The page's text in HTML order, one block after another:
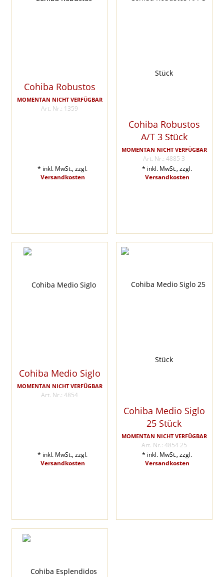
Cohiba Robustos
MOMENTAN NICHT VERFÜGBAR
Art. Nr.: 1359
* inkl. MwSt., zzgl.
Versandkosten
Cohiba Robustos
A/T 3 Stück
MOMENTAN NICHT VERFÜGBAR
Art. Nr.: 4885 3
* inkl. MwSt., zzgl.
Versandkosten
Cohiba Medio Siglo
MOMENTAN NICHT VERFÜGBAR
Art. Nr.: 4854
* inkl. MwSt., zzgl.
Versandkosten
Cohiba Medio Siglo
25 Stück
MOMENTAN NICHT VERFÜGBAR
Art. Nr.: 4854 25
* inkl. MwSt., zzgl.
Versandkosten